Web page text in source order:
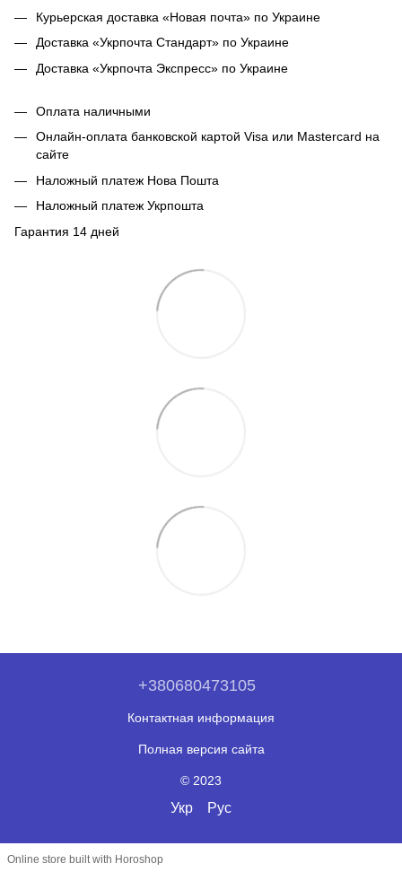
Курьерская доставка «Новая почта» по Украине
Доставка «Укрпочта Стандарт» по Украине
Доставка «Укрпочта Экспресс» по Украине
Оплата наличными
Онлайн-оплата банковской картой Visa или Mastercard на
сайте
Наложный платеж Нова Пошта
Наложный платеж Укрпошта
Гарантия 14 дней
+380680473105
Контактная информация
Полная версия сайта
© 2023
Укр Рус
Online store built with Horoshop